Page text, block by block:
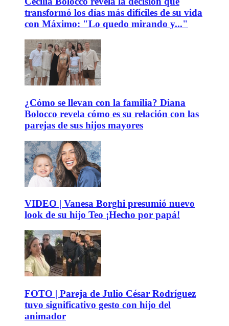
transformó los días más difíciles de su vida
con Máximo: "Lo quedo mirando y..."
¿Cómo se llevan con la familia? Diana
Bolocco revela cómo es su relación con las
parejas de sus hijos mayores
VIDEO | Vanesa Borghi presumió nuevo
look de su hijo Teo ¡Hecho por papá!
FOTO | Pareja de Julio César Rodríguez
tuvo significativo gesto con hijo del
animador